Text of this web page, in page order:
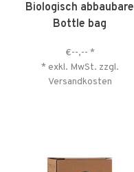
Biologisch abbaubare
Bottle bag
€--,-- *
* exkl. MwSt. zzgl.
Versandkosten